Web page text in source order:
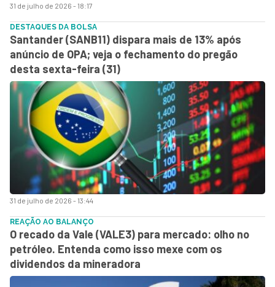
31 de julho de 2026 - 18:17
31 de julho de 2026 - 13:44
DESTAQUES DA BOLSA
Santander (SANB11) dispara mais de 13% após
anúncio de OPA; veja o fechamento do pregão
desta sexta-feira (31)
REAÇÃO AO BALANÇO
O recado da Vale (VALE3) para mercado: olho no
petróleo. Entenda como isso mexe com os
dividendos da mineradora